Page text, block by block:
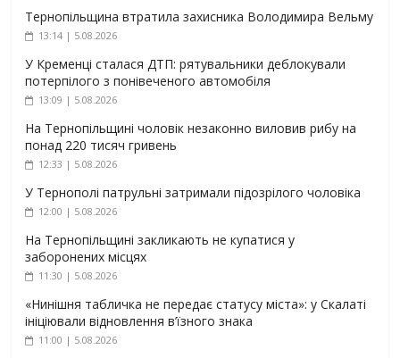
Тернопільщина втратила захисника Володимира Вельму
13:14 | 5.08.2026
У Кременці сталася ДТП: рятувальники деблокували
потерпілого з понівеченого автомобіля
13:09 | 5.08.2026
На Тернопільщині чоловік незаконно виловив рибу на
понад 220 тисяч гривень
12:33 | 5.08.2026
У Тернополі патрульні затримали підозрілого чоловіка
12:00 | 5.08.2026
На Тернопільщині закликають не купатися у
заборонених місцях
11:30 | 5.08.2026
«Нинішня табличка не передає статусу міста»: у Скалаті
ініціювали відновлення в’їзного знака
11:00 | 5.08.2026